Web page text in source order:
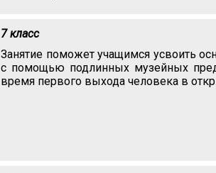
7 класс
Занятие поможет учащимся усвоить
с помощью подлинных музейных
время первого выхода человека в